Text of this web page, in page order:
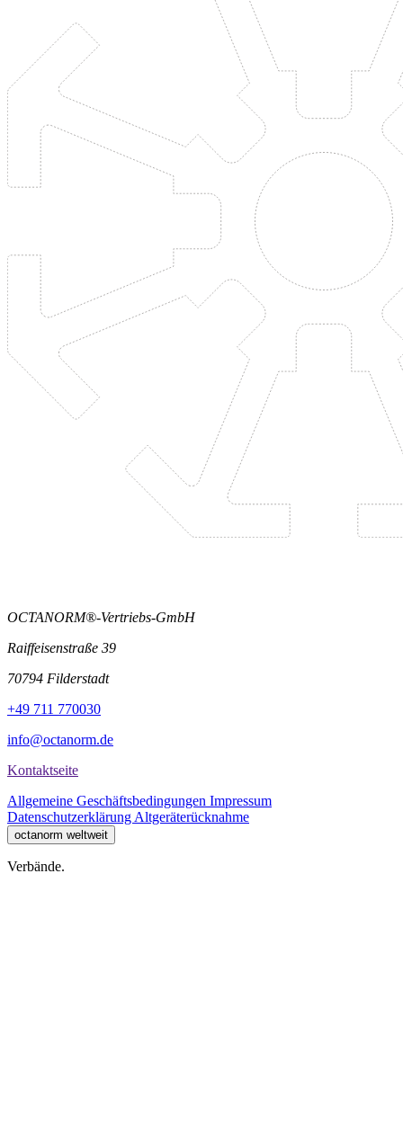
OCTANORM®-Vertriebs-GmbH
Raiffeisenstraße 39
70794 Filderstadt
+49 711 770030
info@octanorm.de
Kontaktseite
Allgemeine Geschäftsbedingungen Impressum
Datenschutzerklärung Altgeräterücknahme
octanorm weltweit
Verbände.